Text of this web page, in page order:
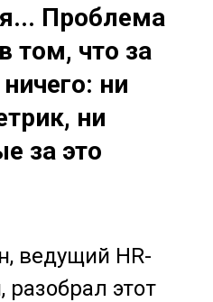
Проблема
том, что за
ни
ни
за это
ведущий HR-
разобрал этот